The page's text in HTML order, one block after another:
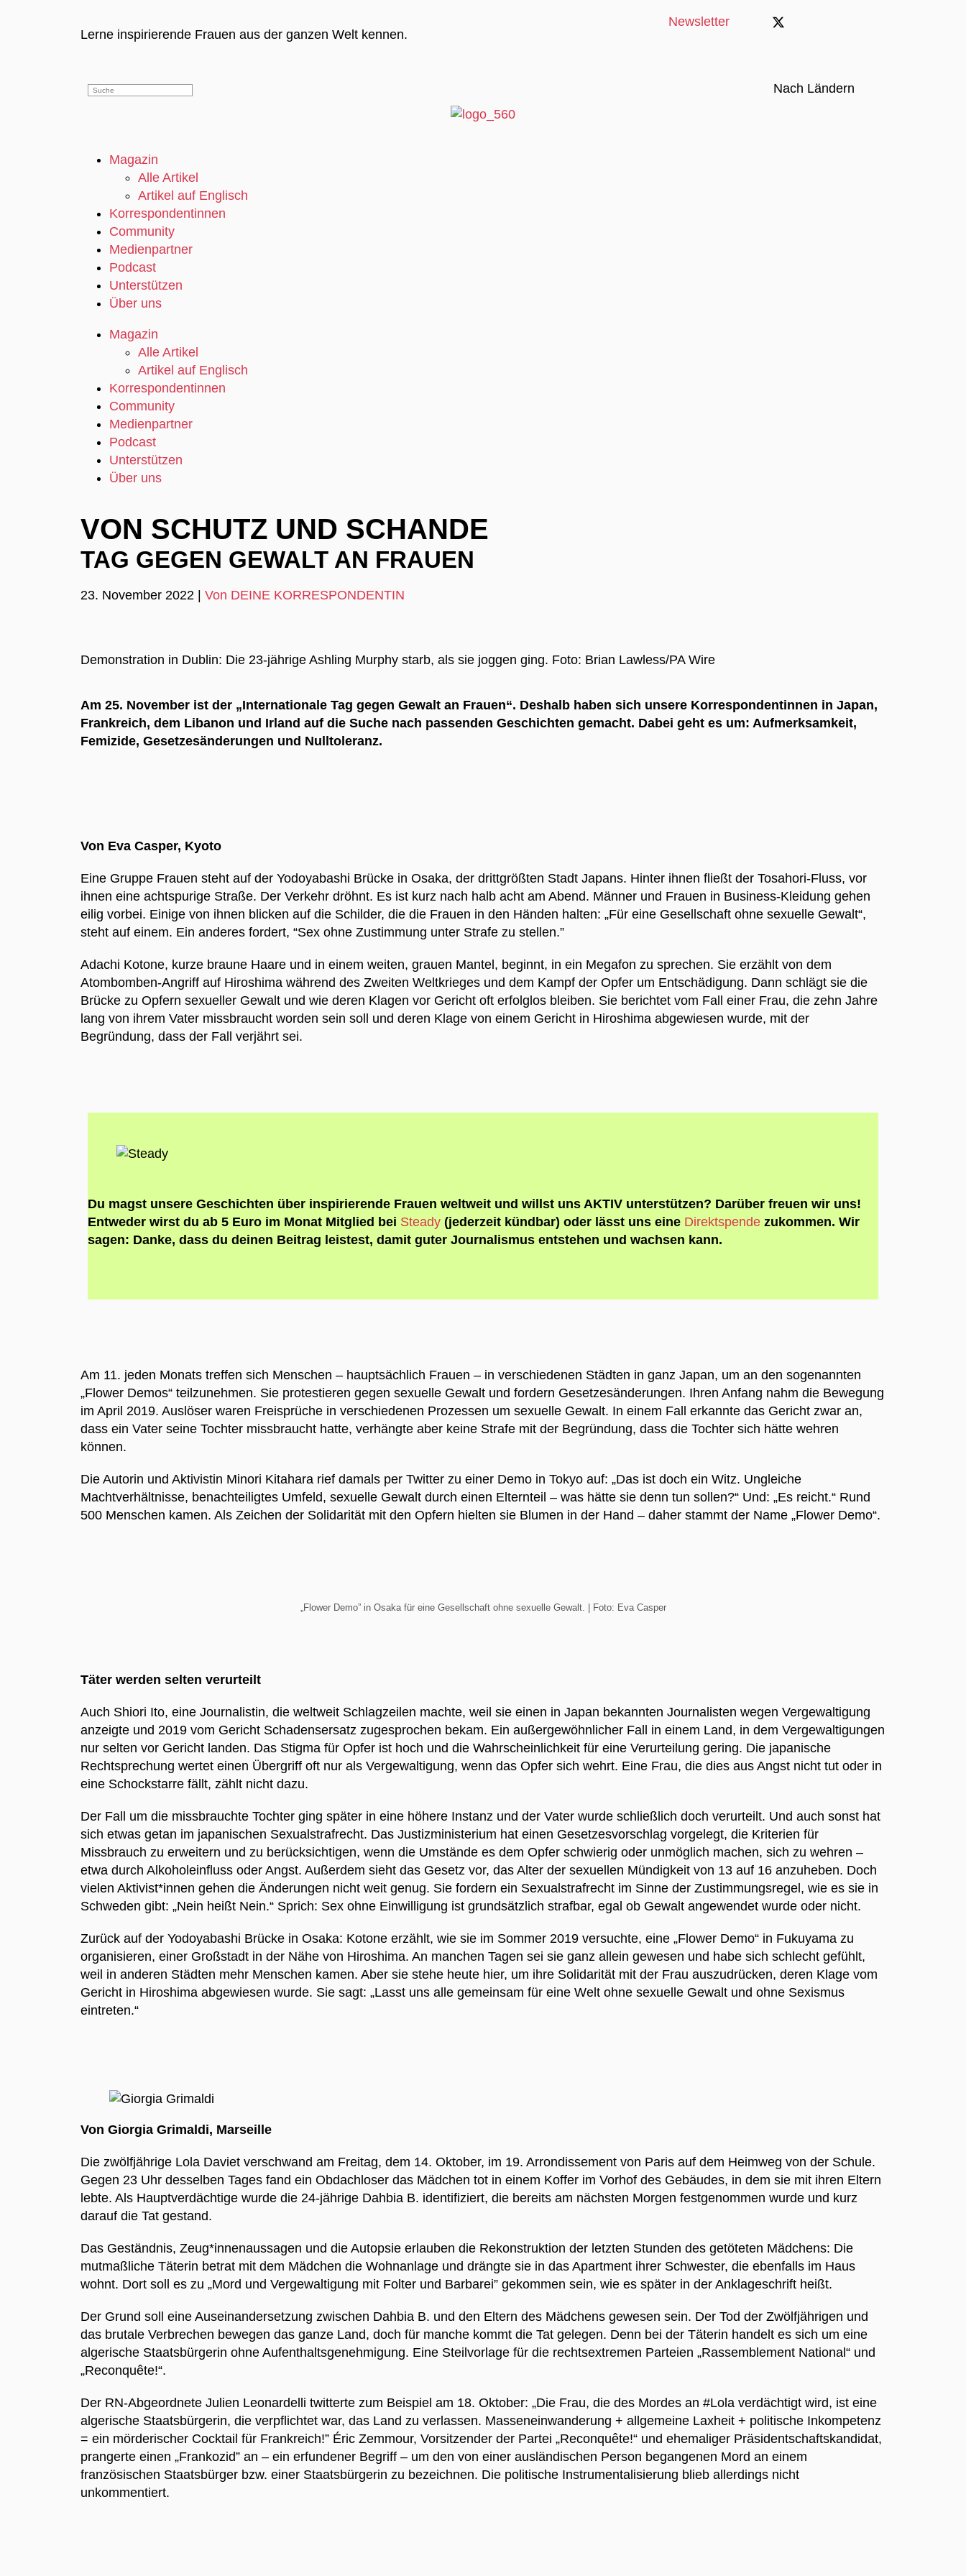
Lerne inspirierende Frauen aus der ganzen Welt kennen.
Newsletter
Nach Ländern
Magazin
Alle Artikel
Artikel auf Englisch
Korrespondentinnen
Community
Medienpartner
Podcast
Unterstützen
Über uns
Magazin
Alle Artikel
Artikel auf Englisch
Korrespondentinnen
Community
Medienpartner
Podcast
Unterstützen
Über uns
VON SCHUTZ UND SCHANDE
TAG GEGEN GEWALT AN FRAUEN
23. November 2022 | Von DEINE KORRESPONDENTIN
Demonstration in Dublin: Die 23-jährige Ashling Murphy starb, als sie joggen ging. Foto: Brian Lawless/PA Wire
Am 25. November ist der „Internationale Tag gegen Gewalt an Frauen“. Deshalb haben sich unsere Korrespondentinnen in Japan,
Frankreich, dem Libanon und Irland auf die Suche nach passenden Geschichten gemacht. Dabei geht es um: Aufmerksamkeit,
Femizide, Gesetzesänderungen und Nulltoleranz.
Von Eva Casper, Kyoto
Eine Gruppe Frauen steht auf der Yodoyabashi Brücke in Osaka, der drittgrößten Stadt Japans. Hinter ihnen fließt der Tosahori-Fluss, vor
ihnen eine achtspurige Straße. Der Verkehr dröhnt. Es ist kurz nach halb acht am Abend. Männer und Frauen in Business-Kleidung gehen
eilig vorbei. Einige von ihnen blicken auf die Schilder, die die Frauen in den Händen halten: „Für eine Gesellschaft ohne sexuelle Gewalt“,
steht auf einem. Ein anderes fordert, “Sex ohne Zustimmung unter Strafe zu stellen.”
Adachi Kotone, kurze braune Haare und in einem weiten, grauen Mantel, beginnt, in ein Megafon zu sprechen. Sie erzählt von dem
Atombomben-Angriff auf Hiroshima während des Zweiten Weltkrieges und dem Kampf der Opfer um Entschädigung. Dann schlägt sie die
Brücke zu Opfern sexueller Gewalt und wie deren Klagen vor Gericht oft erfolglos bleiben. Sie berichtet vom Fall einer Frau, die zehn Jahre
lang von ihrem Vater missbraucht worden sein soll und deren Klage von einem Gericht in Hiroshima abgewiesen wurde, mit der
Begründung, dass der Fall verjährt sei.
Du magst unsere Geschichten über inspirierende Frauen weltweit und willst uns AKTIV unterstützen? Darüber freuen wir uns!
Entweder wirst du ab 5 Euro im Monat Mitglied bei Steady (jederzeit kündbar) oder lässt uns eine Direktspende zukommen. Wir
sagen: Danke, dass du deinen Beitrag leistest, damit guter Journalismus entstehen und wachsen kann.
Am 11. jeden Monats treffen sich Menschen – hauptsächlich Frauen – in verschiedenen Städten in ganz Japan, um an den sogenannten
„Flower Demos“ teilzunehmen. Sie protestieren gegen sexuelle Gewalt und fordern Gesetzesänderungen. Ihren Anfang nahm die Bewegung
im April 2019. Auslöser waren Freisprüche in verschiedenen Prozessen um sexuelle Gewalt. In einem Fall erkannte das Gericht zwar an,
dass ein Vater seine Tochter missbraucht hatte, verhängte aber keine Strafe mit der Begründung, dass die Tochter sich hätte wehren
können.
Die Autorin und Aktivistin Minori Kitahara rief damals per Twitter zu einer Demo in Tokyo auf: „Das ist doch ein Witz. Ungleiche
Machtverhältnisse, benachteiligtes Umfeld, sexuelle Gewalt durch einen Elternteil – was hätte sie denn tun sollen?“ Und: „Es reicht.“ Rund
500 Menschen kamen. Als Zeichen der Solidarität mit den Opfern hielten sie Blumen in der Hand – daher stammt der Name „Flower Demo“.
„Flower Demo” in Osaka für eine Gesellschaft ohne sexuelle Gewalt. | Foto: Eva Casper
Täter werden selten verurteilt
Auch Shiori Ito, eine Journalistin, die weltweit Schlagzeilen machte, weil sie einen in Japan bekannten Journalisten wegen Vergewaltigung
anzeigte und 2019 vom Gericht Schadensersatz zugesprochen bekam. Ein außergewöhnlicher Fall in einem Land, in dem Vergewaltigungen
nur selten vor Gericht landen. Das Stigma für Opfer ist hoch und die Wahrscheinlichkeit für eine Verurteilung gering. Die japanische
Rechtsprechung wertet einen Übergriff oft nur als Vergewaltigung, wenn das Opfer sich wehrt. Eine Frau, die dies aus Angst nicht tut oder in
eine Schockstarre fällt, zählt nicht dazu.
Der Fall um die missbrauchte Tochter ging später in eine höhere Instanz und der Vater wurde schließlich doch verurteilt. Und auch sonst hat
sich etwas getan im japanischen Sexualstrafrecht. Das Justizministerium hat einen Gesetzesvorschlag vorgelegt, die Kriterien für
Missbrauch zu erweitern und zu berücksichtigen, wenn die Umstände es dem Opfer schwierig oder unmöglich machen, sich zu wehren –
etwa durch Alkoholeinfluss oder Angst. Außerdem sieht das Gesetz vor, das Alter der sexuellen Mündigkeit von 13 auf 16 anzuheben. Doch
vielen Aktivist*innen gehen die Änderungen nicht weit genug. Sie fordern ein Sexualstrafrecht im Sinne der Zustimmungsregel, wie es sie in
Schweden gibt: „Nein heißt Nein.“ Sprich: Sex ohne Einwilligung ist grundsätzlich strafbar, egal ob Gewalt angewendet wurde oder nicht.
Zurück auf der Yodoyabashi Brücke in Osaka: Kotone erzählt, wie sie im Sommer 2019 versuchte, eine „Flower Demo“ in Fukuyama zu
organisieren, einer Großstadt in der Nähe von Hiroshima. An manchen Tagen sei sie ganz allein gewesen und habe sich schlecht gefühlt,
weil in anderen Städten mehr Menschen kamen. Aber sie stehe heute hier, um ihre Solidarität mit der Frau auszudrücken, deren Klage vom
Gericht in Hiroshima abgewiesen wurde. Sie sagt: „Lasst uns alle gemeinsam für eine Welt ohne sexuelle Gewalt und ohne Sexismus
eintreten.“
Von Giorgia Grimaldi, Marseille
Die zwölfjährige Lola Daviet verschwand am Freitag, dem 14. Oktober, im 19. Arrondissement von Paris auf dem Heimweg von der Schule.
Gegen 23 Uhr desselben Tages fand ein Obdachloser das Mädchen tot in einem Koffer im Vorhof des Gebäudes, in dem sie mit ihren Eltern
lebte. Als Hauptverdächtige wurde die 24-jährige Dahbia B. identifiziert, die bereits am nächsten Morgen festgenommen wurde und kurz
darauf die Tat gestand.
Das Geständnis, Zeug*innenaussagen und die Autopsie erlauben die Rekonstruktion der letzten Stunden des getöteten Mädchens: Die
mutmaßliche Täterin betrat mit dem Mädchen die Wohnanlage und drängte sie in das Apartment ihrer Schwester, die ebenfalls im Haus
wohnt. Dort soll es zu „Mord und Vergewaltigung mit Folter und Barbarei” gekommen sein, wie es später in der Anklageschrift heißt.
Der Grund soll eine Auseinandersetzung zwischen Dahbia B. und den Eltern des Mädchens gewesen sein. Der Tod der Zwölfjährigen und
das brutale Verbrechen bewegen das ganze Land, doch für manche kommt die Tat gelegen. Denn bei der Täterin handelt es sich um eine
algerische Staatsbürgerin ohne Aufenthaltsgenehmigung. Eine Steilvorlage für die rechtsextremen Parteien „Rassemblement National“ und
„Reconquête!“.
Der RN-Abgeordnete Julien Leonardelli twitterte zum Beispiel am 18. Oktober: „Die Frau, die des Mordes an #Lola verdächtigt wird, ist eine
algerische Staatsbürgerin, die verpflichtet war, das Land zu verlassen. Masseneinwanderung + allgemeine Laxheit + politische Inkompetenz
= ein mörderischer Cocktail für Frankreich!” Éric Zemmour, Vorsitzender der Partei „Reconquête!“ und ehemaliger Präsidentschaftskandidat,
prangerte einen „Frankozid” an – ein erfundener Begriff – um den von einer ausländischen Person begangenen Mord an einem
französischen Staatsbürger bzw. einer Staatsbürgerin zu bezeichnen. Die politische Instrumentalisierung blieb allerdings nicht
unkommentiert.